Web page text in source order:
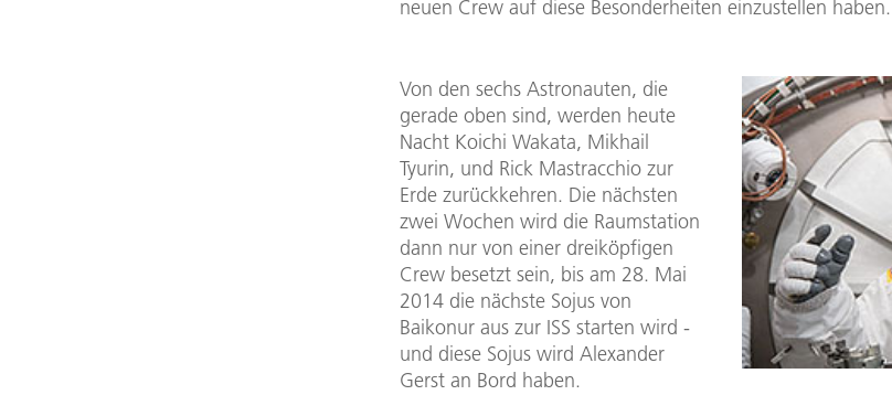
neuen Crew auf diese Besonderheiten einzustellen haben.
Von den sechs Astronauten, die
gerade oben sind, werden heute
Nacht Koichi Wakata, Mikhail
Tyurin, und Rick Mastracchio zur
Erde zurückkehren. Die nächsten
zwei Wochen wird die Raumstation
dann nur von einer dreiköpfigen
Crew besetzt sein, bis am 28. Mai
2014 die nächste Sojus von
Baikonur aus zur ISS starten wird -
und diese Sojus wird Alexander
Gerst an Bord haben.